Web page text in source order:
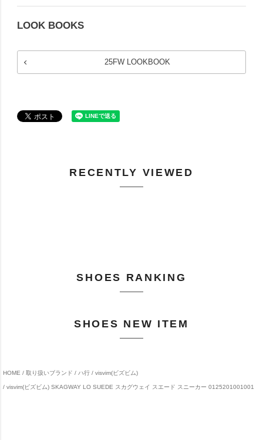
LOOK BOOKS
25FW LOOKBOOK
RECENTLY VIEWED
SHOES RANKING
SHOES NEW ITEM
HOME 取り扱いブランド ハ行 visvim(ビズビム)
visvim(ビズビム) SKAGWAY LO SUEDE スカグウェイ スエード スニーカー 0125201001001